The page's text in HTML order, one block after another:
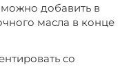
добавить в
масла в конце
со